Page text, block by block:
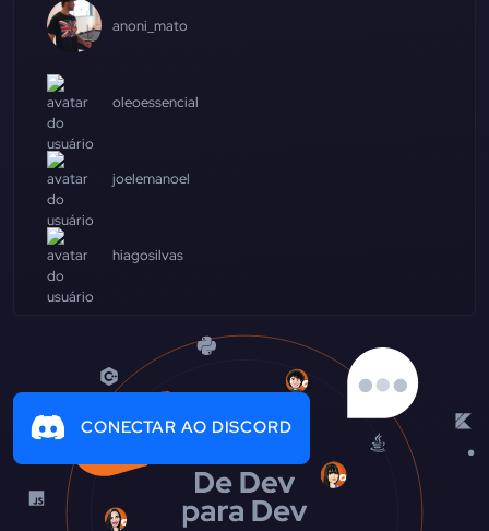
anoni_mato
oleoessencial
joelemanoel
hiagosilvas
CONECTAR AO DISCORD